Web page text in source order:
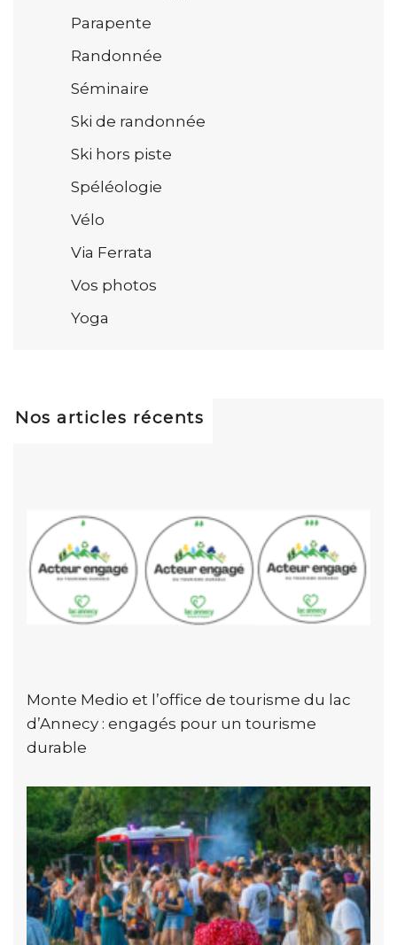
Parapente
Randonnée
Séminaire
Ski de randonnée
Ski hors piste
Spéléologie
Vélo
Via Ferrata
Vos photos
Yoga
Nos articles récents
Monte Medio et l’office de tourisme du lac
d’Annecy : engagés pour un tourisme
durable